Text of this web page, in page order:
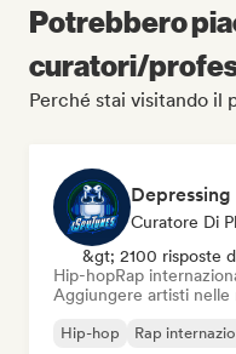
Potrebbero
curatori/
Perché stai visitando il
Depressing
Curatore Di
&gt; 2100 risposte
Hip-hopRap
Aggiungere artisti nelle
Hip-hop Rap